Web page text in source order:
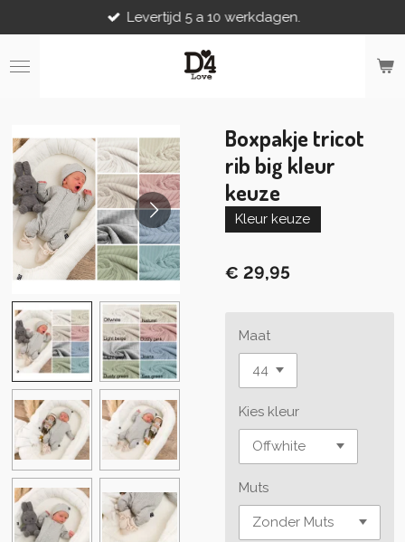
direct
naar
de
Levertijd 5 a 10 werkdagen.
Boxpakje tricot
rib big kleur
keuze
Kleur keuze
€ 29,95
Maat
Kies kleur
Muts